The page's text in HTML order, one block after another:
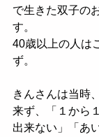
で生きた双子の
す。
40歳以上の人は
ず。
きんさんは当時
来ず、「１から
出来ない」「あ